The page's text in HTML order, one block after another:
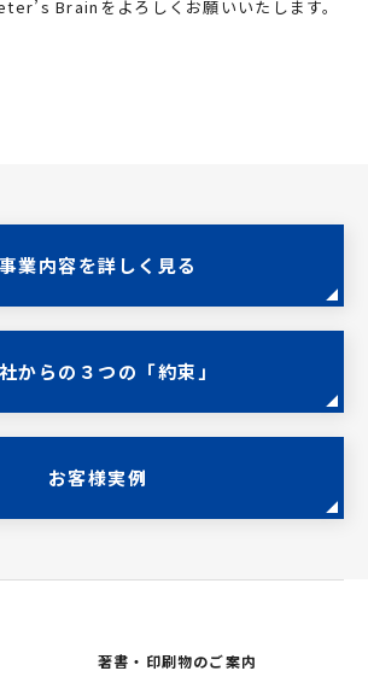
Brainをよろしくお願いいたします。
事業内容を詳しく見る
からの３つの「約束」
お客様実例
著書・印刷物のご案内